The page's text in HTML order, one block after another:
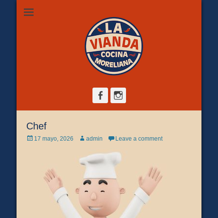
La Vianda Cocina
Moreliana |
Comida casera en
Camelinas sobre Ezequiel Calderón #30 esquina Av. Solidaridad.
Servicio para comer aquí, llevar o pedir a domicilio.
FacebookInstagram
Chef
Posted
17 mayo, 2026 Author
admin Leave a comment